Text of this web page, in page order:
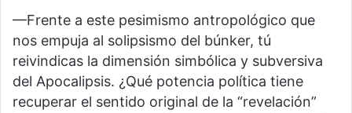
—Frente a este pesimismo antropológico que
nos empuja al solipsismo del búnker, tú
reivindicas la dimensión simbólica y subversiva
del Apocalipsis. ¿Qué potencia política tiene
recuperar el sentido original de la “revelación”